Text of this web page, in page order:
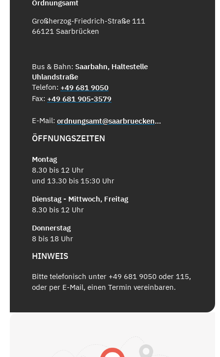
Ordnungsamt
Großherzog-Friedrich-Straße 111
66121 Saarbrücken
Bus & Bahn: Saarbahn, Haltestelle
Uhlandstraße
Telefon: +49 681 9050
Fax: +49 681 905-3579
E-Mail: ordnungsamt@saarbruecken.de
ÖFFNUNGSZEITEN
Montag
8.30 bis 12 Uhr
und 13.30 bis 15:30 Uhr
Dienstag - Mittwoch, Freitag
8.30 bis 12 Uhr
Donnerstag
8 bis 18 Uhr
HINWEIS
Bitte telefonisch unter +49 681 9050 oder 115,
oder per E-Mail, einen Termin vereinbaren.